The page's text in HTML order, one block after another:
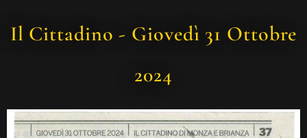
Il Cittadino - Giovedì 31 Ottobre
2024